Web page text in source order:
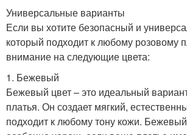
Универсальные варианты
Если вы хотите безопасный и
который подходит к любому розовому
внимание на следующие цвета:
1. Бежевый
Бежевый цвет – это идеальный
платья. Он создает мягкий,
подходит к любому тону кожи.